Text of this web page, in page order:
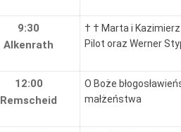
9:30
Alkenrath
† † Marta i
Pilot oraz Werner
12:00
Remscheid
O Boże
małżeństwa